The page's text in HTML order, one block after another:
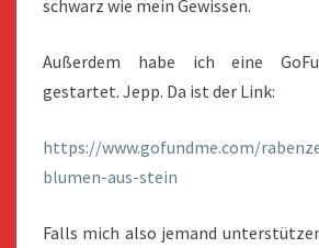
schwarz wie mein Gewissen.
Außerdem habe ich eine
gestartet. Jepp. Da ist der Link:
https://www.gofundme.com/
blumen-aus-stein
Falls mich also jemand